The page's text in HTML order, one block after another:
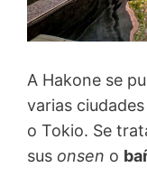
A Hakone se
varias
o Tokio. Se
sus onsen o